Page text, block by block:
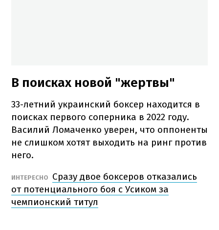
В поисках новой "жертвы"
33-летний украинский боксер находится в
поисках первого соперника в 2022 году.
Василий Ломаченко уверен, что оппоненты
не слишком хотят выходить на ринг против
него.
ИНТЕРЕСНО
Сразу двое боксеров отказались
от потенциального боя с Усиком за
чемпионский титул